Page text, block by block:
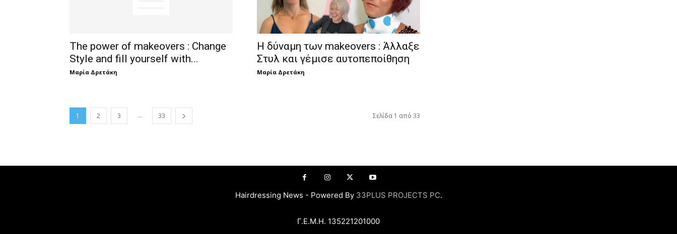
The power of makeovers : Change
Style and fill yourself with...
Μαρία Δρετάκη
Η δύναμη των makeovers : Άλλαξε
Στυλ και γέμισε αυτοπεποίθηση
Μαρία Δρετάκη
1 2 3 ... 33 Σελίδα 1 από 33
Hairdressing News - Powered By 33PLUS PROJECTS PC.
Γ.Ε.Μ.Η. 135221201000